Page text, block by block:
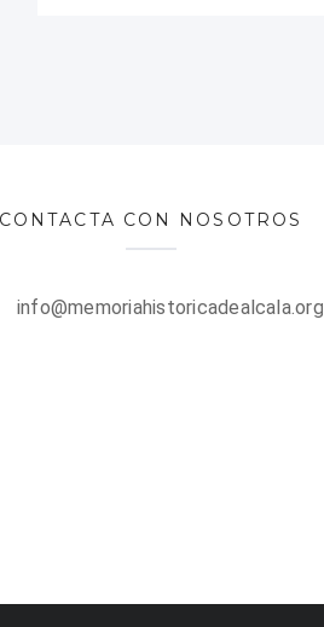
CONTACTA CON NOSOTROS
info@memoriahistoricadealcala.org